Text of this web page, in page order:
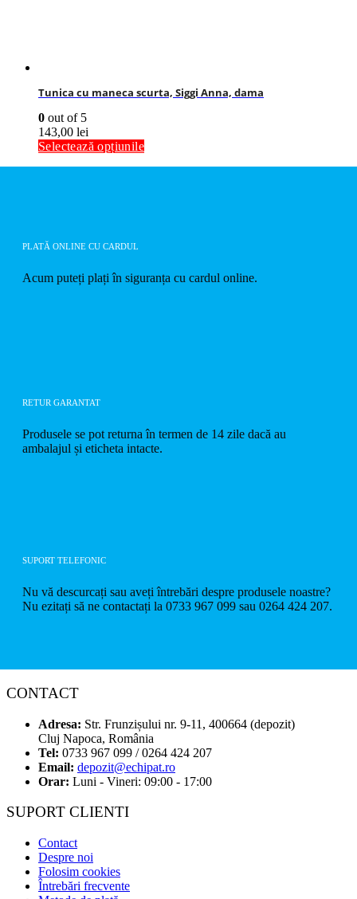
Tunica cu maneca scurta, Siggi Anna, dama
0 out of 5
143,00 lei
Selectează opțiunile
PLATĂ ONLINE CU CARDUL
Acum puteți plați în siguranța cu cardul online.
RETUR GARANTAT
Produsele se pot returna în termen de 14 zile dacă au
ambalajul și eticheta intacte.
SUPORT TELEFONIC
Nu vă descurcați sau aveți întrebări despre produsele noastre?
Nu ezitați să ne contactați la 0733 967 099 sau 0264 424 207.
CONTACT
Adresa: Str. Frunzișului nr. 9-11, 400664 (depozit)
Cluj Napoca, România
Tel: 0733 967 099 / 0264 424 207
Email: depozit@echipat.ro
Orar: Luni - Vineri: 09:00 - 17:00
SUPORT CLIENTI
Contact
Despre noi
Folosim cookies
Întrebări frecvente